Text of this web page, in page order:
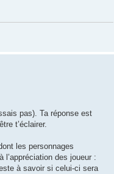
pas). Ta réponse est
t’éclairer.
les personnages
l’appréciation des joueur :
à savoir si celui-ci sera